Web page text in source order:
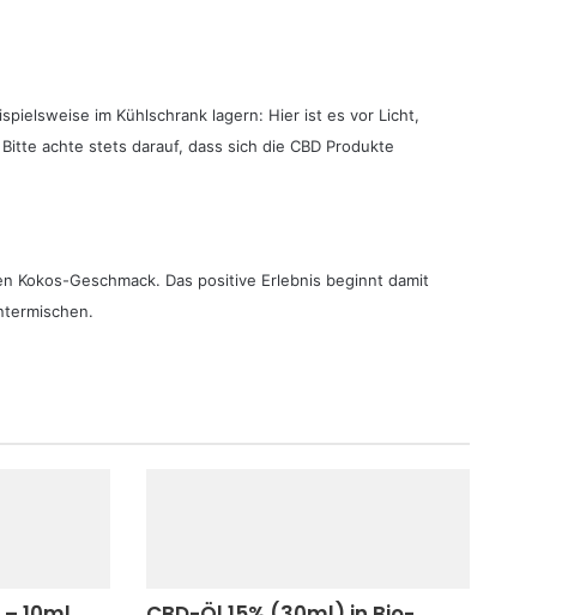
im Kühlschrank lagern: Hier ist es vor Licht,
achte stets darauf, dass sich die CBD Produkte
Kokos-Geschmack. Das positive Erlebnis beginnt damit